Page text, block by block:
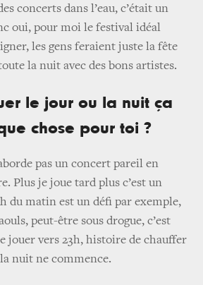
concerts dans l’eau, c’était un
oui, pour moi le festival idéal
les gens feraient juste la fête
la nuit avec des bons artistes.
le jour ou la nuit ça
chose pour toi ?
pas un concert pareil en
Plus je joue tard plus c’est un
du matin est un défi par exemple,
peut-être sous drogue, c’est
jouer vers 23h, histoire de chauffer
nuit ne commence.